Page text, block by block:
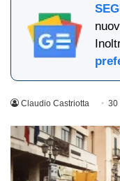
Claudio Castriotta 30